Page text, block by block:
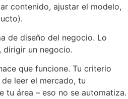
contenido, ajustar el modelo,
de diseño del negocio. Lo
dirigir un negocio.
que funcione. Tu criterio
leer el mercado, tu
tu área – eso no se automatiza.